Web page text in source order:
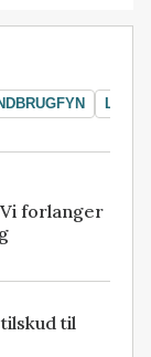
forlanger
til